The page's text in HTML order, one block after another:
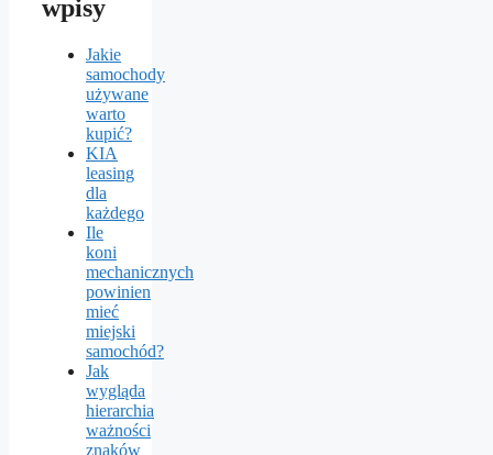
wpisy
Jakie
samochody
używane
warto
kupić?
KIA
leasing
dla
każdego
Ile
koni
mechanicznych
powinien
mieć
miejski
samochód?
Jak
wygląda
hierarchia
ważności
znaków